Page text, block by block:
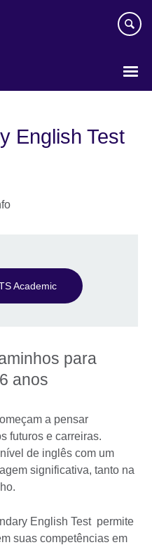
English Test
Academic
para
anos
a pensar
futuros e carreiras.
de inglês com um
significativa, tanto na
English Test permite
suas competências em